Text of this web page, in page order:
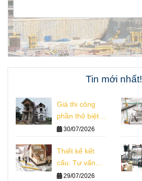
Tin mới nhất!
Giá thi công
phần thô biệt
thự hiện nay:
tế
30/07/2026
Thiết kế kết
cấu: Tư vấn
nguyên lý chi
29/07/2026